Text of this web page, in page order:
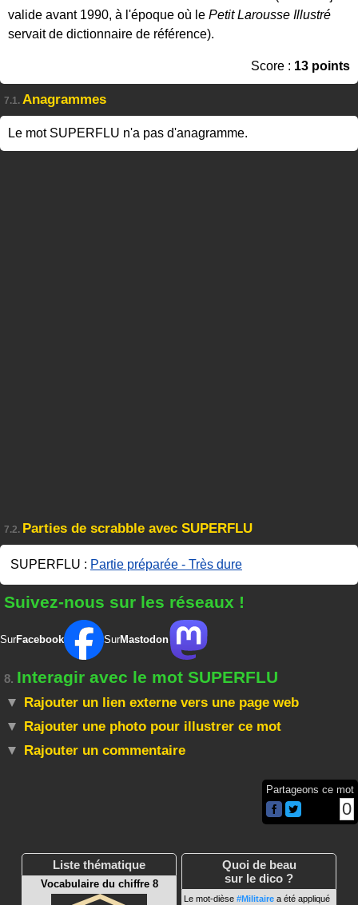
valide avant 1990, à l'époque où le Petit Larousse Illustré
servait de dictionnaire de référence).
Score : 13 points
7.1. Anagrammes
Le mot SUPERFLU n'a pas d'anagramme.
7.2. Parties de scrabble avec SUPERFLU
SUPERFLU : Partie préparée - Très dure
Suivez-nous sur les réseaux !
SurFacebook SurMastodon
8. Interagir avec le mot SUPERFLU
Rajouter un lien externe vers une page web
Rajouter une photo pour illustrer ce mot
Rajouter un commentaire
Partageons ce mot
0
Liste thématique
Vocabulaire du chiffre 8
Quoi de beau
sur le dico ?
Le mot-dièse #Militaire a été appliqué